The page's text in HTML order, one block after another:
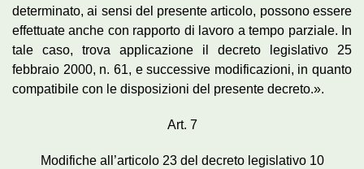
determinato, ai sensi del presente articolo, possono essere
effettuate anche con rapporto di lavoro a tempo parziale. In
tale caso, trova applicazione il decreto legislativo 25
febbraio 2000, n. 61, e successive modificazioni, in quanto
compatibile con le disposizioni del presente decreto.».
Art. 7
Modifiche all’articolo 23 del decreto legislativo 10